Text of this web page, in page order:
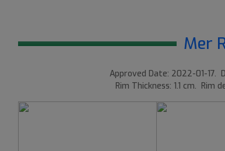
Mer
Approved Date: 2022-01-17.
Rim Thickness: 1.1 cm. Rim